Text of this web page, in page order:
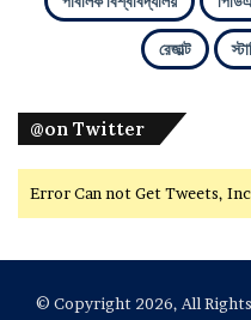
রেজাল্ট
@on Twitter
Error Can not Get Tweets,
© Copyright 2026, All Rights